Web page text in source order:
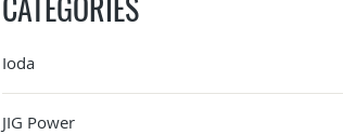
Ioda
JIG Power